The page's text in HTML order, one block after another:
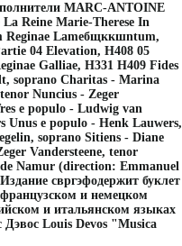
MARC-ANTOINE
Reine Marie-Therese In
Reginae Lameбщккшntum,
04 Elevation, H408 05
Galliae, H331 H409 Fides
soprano Charitas - Marina
Nuncius - Zeger
e populo - Ludwig van
Unus e populo - Henk Lauwers,
soprano Sitiens - Diane
Vandersteene, tenor
Namur (direction: Emmanuel
свргэфодержит буклет
и немецком
и итальянском языках
Дэвос Louis Devos "Musica